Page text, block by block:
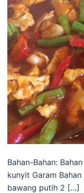
Bahan-Bahan:
kunyit Garam
bawang putih 2 […]